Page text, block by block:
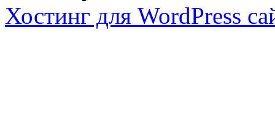
Хостинг для WordPress